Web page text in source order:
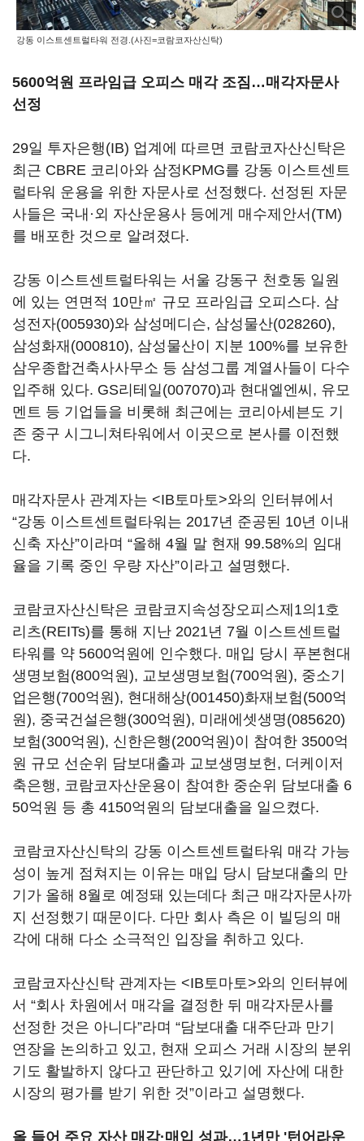
강동 이스트센트럴타워 전경.(사진=코람코자산신탁)
5600억원 프라임급 오피스 매각 조짐…매각자문사
선정
29일 투자은행(IB) 업계에 따르면 코람코자산신탁은
최근 CBRE 코리아와 삼정KPMG를 강동 이스트센트
럴타워 운용을 위한 자문사로 선정했다. 선정된 자문
사들은 국내·외 자산운용사 등에게 매수제안서(TM)
를 배포한 것으로 알려졌다.
강동 이스트센트럴타워는 서울 강동구 천호동 일원
에 있는 연면적 10만㎡ 규모 프라임급 오피스다. 삼
성전자(005930)와 삼성메디슨, 삼성물산(028260),
삼성화재(000810), 삼성물산이 지분 100%를 보유한
삼우종합건축사사무소 등 삼성그룹 계열사들이 다수
입주해 있다. GS리테일(007070)과 현대엘엔씨, 유모
멘트 등 기업들을 비롯해 최근에는 코리아세븐도 기
존 중구 시그니쳐타워에서 이곳으로 본사를 이전했
다.
매각자문사 관계자는 <IB토마토>와의 인터뷰에서
“강동 이스트센트럴타워는 2017년 준공된 10년 이내
신축 자산”이라며 “올해 4월 말 현재 99.58%의 임대
율을 기록 중인 우량 자산”이라고 설명했다.
코람코자산신탁은 코람코지속성장오피스제1의1호
리츠(REITs)를 통해 지난 2021년 7월 이스트센트럴
타워를 약 5600억원에 인수했다. 매입 당시 푸본현대
생명보험(800억원), 교보생명보험(700억원), 중소기
업은행(700억원), 현대해상(001450)화재보험(500억
원), 중국건설은행(300억원), 미래에셋생명(085620)
보험(300억원), 신한은행(200억원)이 참여한 3500억
원 규모 선순위 담보대출과 교보생명보헌, 더케이저
축은행, 코람코자산운용이 참여한 중순위 담보대출 6
50억원 등 총 4150억원의 담보대출을 일으켰다.
코람코자산신탁의 강동 이스트센트럴타워 매각 가능
성이 높게 점쳐지는 이유는 매입 당시 담보대출의 만
기가 올해 8월로 예정돼 있는데다 최근 매각자문사까
지 선정했기 때문이다. 다만 회사 측은 이 빌딩의 매
각에 대해 다소 소극적인 입장을 취하고 있다.
코람코자산신탁 관계자는 <IB토마토>와의 인터뷰에
서 “회사 차원에서 매각을 결정한 뒤 매각자문사를
선정한 것은 아니다”라며 “담보대출 대주단과 만기
연장을 논의하고 있고, 현재 오피스 거래 시장의 분위
기도 활발하지 않다고 판단하고 있기에 자산에 대한
시장의 평가를 받기 위한 것”이라고 설명했다.
올 들어 주요 자산 매각·매입 성과…1년만 '턴어라운